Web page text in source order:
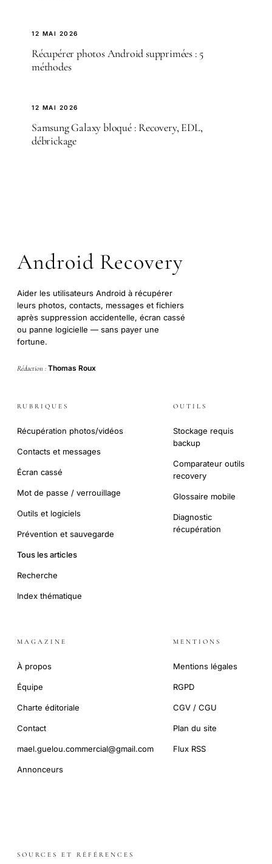
12 MAI 2026
Récupérer photos Android supprimées : 5
méthodes
12 MAI 2026
Samsung Galaxy bloqué : Recovery, EDL,
débrickage
Android Recovery
Aider les utilisateurs Android à récupérer
leurs photos, contacts, messages et fichiers
après suppression accidentelle, écran cassé
ou panne logicielle — sans payer une
fortune.
Rédaction : Thomas Roux
RUBRIQUES
Récupération photos/vidéos
Contacts et messages
Écran cassé
Mot de passe / verrouillage
Outils et logiciels
Prévention et sauvegarde
Tous les articles
Recherche
Index thématique
OUTILS
Stockage requis
backup
Comparateur outils
recovery
Glossaire mobile
Diagnostic
récupération
MAGAZINE
À propos
Équipe
Charte éditoriale
Contact
mael.guelou.commercial@gmail.com
Annonceurs
MENTIONS
Mentions légales
RGPD
CGV / CGU
Plan du site
Flux RSS
SOURCES ET RÉFÉRENCES